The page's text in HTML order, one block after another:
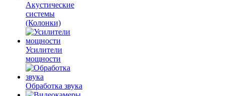
Акустические
системы
(Колонки)
Усилители
мощности
Обработка звука